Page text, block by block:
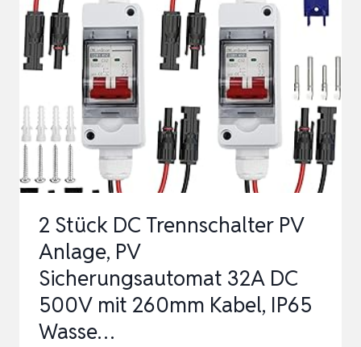
50
M
(PAAR),
MC4
BEIDSEITIG
MONTIERT
–
PV
FÜR
SOLARPA…
2 Stück DC Trennschalter PV
Anlage, PV
Sicherungsautomat 32A DC
500V mit 260mm Kabel, IP65
Wasse…